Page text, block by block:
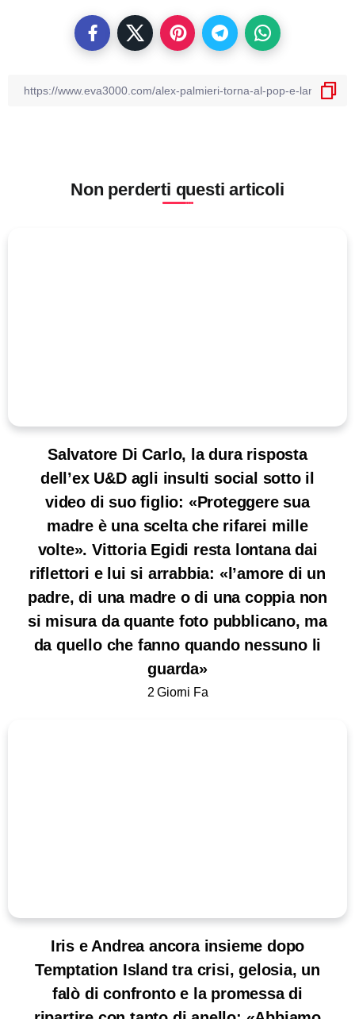
Non perderti questi articoli
Salvatore Di Carlo, la dura risposta
dell’ex U&D agli insulti social sotto il
video di suo figlio: «Proteggere sua
madre è una scelta che rifarei mille
volte». Vittoria Egidi resta lontana dai
riflettori e lui si arrabbia: «l’amore di un
padre, di una madre o di una coppia non
si misura da quante foto pubblicano, ma
da quello che fanno quando nessuno li
guarda»
2 Giorni Fa
Iris e Andrea ancora insieme dopo
Temptation Island tra crisi, gelosia, un
falò di confronto e la promessa di